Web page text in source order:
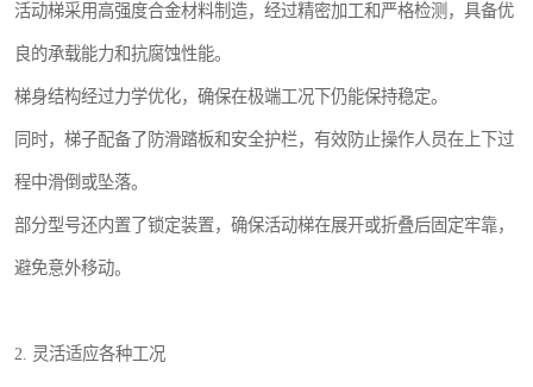
活动梯采用高强度合金材料制造，经过精密加工和严格检测，具备优
良的承载能力和抗腐蚀性能。
梯身结构经过力学优化，确保在极端工况下仍能保持稳定。
同时，梯子配备了防滑踏板和安全护栏，有效防止操作人员在上下过
程中滑倒或坠落。
部分型号还内置了锁定装置，确保活动梯在展开或折叠后固定牢靠，
避免意外移动。
2. 灵活适应各种工况